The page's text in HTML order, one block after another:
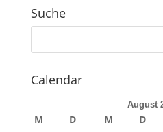
Suche
Calendar
August
M D M D